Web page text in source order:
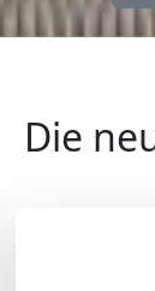
Die